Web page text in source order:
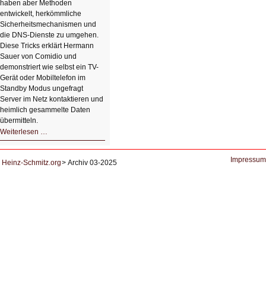
haben aber Methoden
entwickelt, herkömmliche
Sicherheitsmechanismen und
die DNS-Dienste zu umgehen.
Diese Tricks erklärt Hermann
Sauer von Comidio und
demonstriert wie selbst ein TV-
Gerät oder Mobiltelefon im
Standby Modus ungefragt
Server im Netz kontaktieren und
heimlich gesammelte Daten
übermitteln.
Weiterlesen …
DNS
Heinz-Schmitz.org
Archiv 03-2025 Impressum